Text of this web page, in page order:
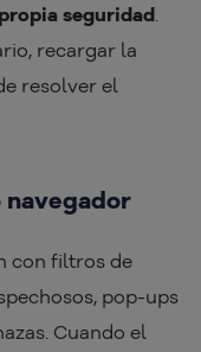
seguridad.
recargar la
resolver el
navegador
con filtros de
pop-ups
Cuando el